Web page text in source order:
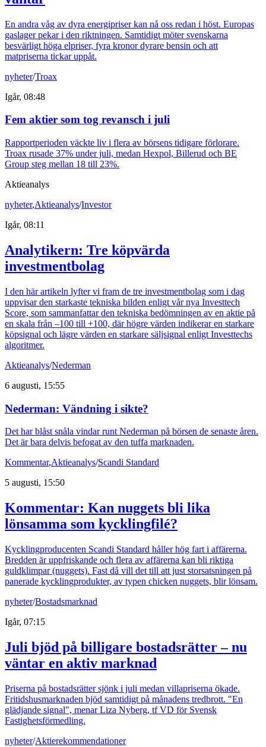
En andra våg av dyra energipriser kan nå oss redan i höst. Europas
gaslager pekar i den riktningen. Samtidigt möter svenskarna
besvärligt höga elpriser, fyra kronor dyrare bensin och att
matpriserna tickar uppåt.
nyheter/Troax
Igår, 08:48
Fem aktier som tog revansch i juli
Rapportperioden väckte liv i flera av börsens tidigare förlorare.
Troax rusade 37% under juli, medan Hexpol, Billerud och BE
Group steg mellan 18 till 23%.
Aktieanalys
nyheter,Aktieanalys/Investor
Igår, 08:11
Analytikern: Tre köpvärda
investmentbolag
I den här artikeln lyfter vi fram de tre investmentbolag som i dag
uppvisar den starkaste tekniska bilden enligt vår nya Investtech
Score, som sammanfattar den tekniska bedömningen av en aktie på
en skala från –100 till +100, där högre värden indikerar en starkare
köpsignal och lägre värden en starkare säljsignal enligt Investtechs
algoritmer.
Aktieanalys/Nederman
6 augusti, 15:55
Nederman: Vändning i sikte?
Det har blåst snåla vindar runt Nederman på börsen de senaste åren.
Det är bara delvis befogat av den tuffa marknaden.
Kommentar,Aktieanalys/Scandi Standard
5 augusti, 15:50
Kommentar: Kan nuggets bli lika
lönsamma som kycklingfilé?
Kycklingproducenten Scandi Standard håller hög fart i affärerna.
Bredden är uppfriskande och flera av affärerna kan bli riktiga
guldklimpar (nuggets). Fast då vill det till att just storsatsningen på
panerade kycklingprodukter, av typen chicken nuggets, blir lönsam.
nyheter/Bostadsmarknad
Igår, 07:15
Juli bjöd på billigare bostadsrätter – nu
väntar en aktiv marknad
Priserna på bostadsrätter sjönk i juli medan villapriserna ökade.
Fritidshusmarknaden bjöd samtidigt på månadens tredbrott. "En
glädjande signal", menar Liza Nyberg, tf VD för Svensk
Fastighetsförmedling.
nyheter/Aktierekommendationer